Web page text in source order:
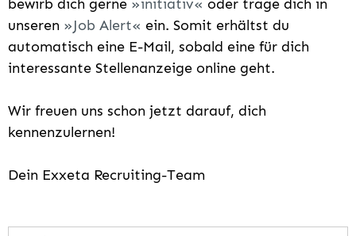
bewirb dich gerne
initiativ
oder trage dich in
unseren
Job Alert
ein. Somit erhältst du
automatisch eine E-Mail, sobald eine für dich
interessante Stellenanzeige online geht.
Wir freuen uns schon jetzt darauf, dich
kennenzulernen!
Dein Exxeta Recruiting-Team